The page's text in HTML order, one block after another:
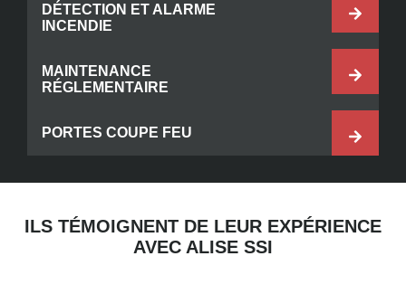
DÉTECTION ET ALARME
INCENDIE
MAINTENANCE
RÉGLEMENTAIRE
PORTES COUPE FEU
ILS TÉMOIGNENT DE LEUR EXPÉRIENCE
AVEC ALISE SSI